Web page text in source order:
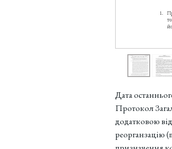
Дата
Протокол
додатковою
реорганзацію